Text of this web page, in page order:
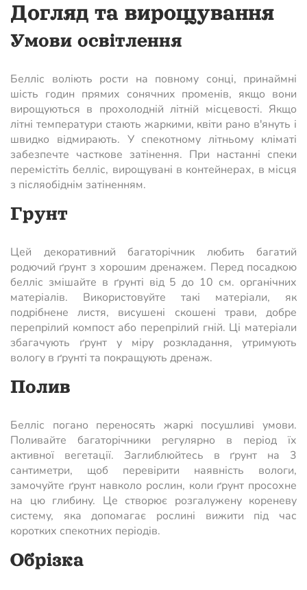
Догляд та вирощування
Умови освітлення
Белліс воліють рости на повному сонці, принаймні
шість годин прямих сонячних променів, якщо вони
вирощуються в прохолодній літній місцевості. Якщо
літні температури стають жаркими, квіти рано в'януть і
швидко відмирають. У спекотному літньому кліматі
забезпечте часткове затінення. При настанні спеки
перемістіть белліс, вирощувані в контейнерах, в місця
з післяобіднім затіненням.
Грунт
Цей декоративний багаторічник любить багатий
родючий ґрунт з хорошим дренажем. Перед посадкою
белліс змішайте в ґрунті від 5 до 10 см. органічних
матеріалів. Використовуйте такі матеріали, як
подрібнене листя, висушені скошені трави, добре
перепрілий компост або перепрілий гній. Ці матеріали
збагачують ґрунт у міру розкладання, утримують
вологу в ґрунті та покращують дренаж.
Полив
Белліс погано переносять жаркі посушливі умови.
Поливайте багаторічники регулярно в період їх
активної вегетації. Заглиблюйтесь в ґрунт на 3
сантиметри, щоб перевірити наявність вологи,
замочуйте ґрунт навколо рослин, коли ґрунт просохне
на цю глибину. Це створює розгалужену кореневу
систему, яка допомагає рослині вижити під час
коротких спекотних періодів.
Обрізка